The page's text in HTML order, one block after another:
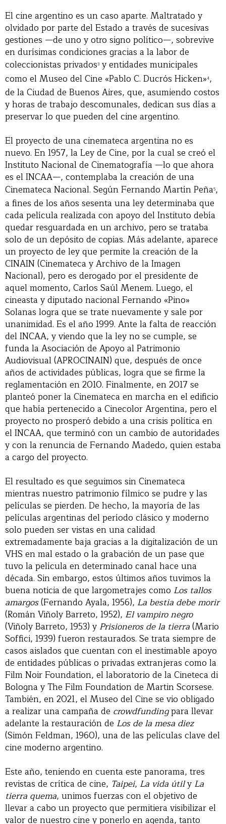
El cine argentino es un caso aparte. Maltratado y
olvidado por parte del Estado a través de sucesivas
gestiones —de uno y otro signo político—, sobrevive
en durísimas condiciones gracias a la labor de
coleccionistas privados3 y entidades municipales
como el Museo del Cine «Pablo C. Ducrós Hicken»4,
de la Ciudad de Buenos Aires, que, asumiendo costos
y horas de trabajo descomunales, dedican sus días a
preservar lo que pueden del cine argentino.
El proyecto de una cinemateca argentina no es
nuevo. En 1957, la Ley de Cine, por la cual se creó el
Instituto Nacional de Cinematografía —lo que ahora
es el INCAA—, contemplaba la creación de una
Cinemateca Nacional. Según Fernando Martín Peña5,
a fines de los años sesenta una ley determinaba que
cada película realizada con apoyo del Instituto debía
quedar resguardada en un archivo, pero se trataba
solo de un depósito de copias. Más adelante, aparece
un proyecto de ley que permite la creación de la
CINAIN (Cinemateca y Archivo de la Imagen
Nacional), pero es derogado por el presidente de
aquel momento, Carlos Saúl Menem. Luego, el
cineasta y diputado nacional Fernando «Pino»
Solanas logra que se trate nuevamente y sale por
unanimidad. Es el año 1999. Ante la falta de reacción
del INCAA, y viendo que la ley no se cumple, se
funda la Asociación de Apoyo al Patrimonio
Audiovisual (APROCINAIN) que, después de once
años de actividades públicas, logra que se firme la
reglamentación en 2010. Finalmente, en 2017 se
planteó poner la Cinemateca en marcha en el edificio
que había pertenecido a Cinecolor Argentina, pero el
proyecto no prosperó debido a una crisis política en
el INCAA, que terminó con un cambio de autoridades
y con la renuncia de Fernando Madedo, quien estaba
a cargo del proyecto.
El resultado es que seguimos sin Cinemateca
mientras nuestro patrimonio fílmico se pudre y las
películas se pierden. De hecho, la mayoría de las
películas argentinas del período clásico y moderno
solo pueden ser vistas en una calidad
extremadamente baja gracias a la digitalización de un
VHS en mal estado o la grabación de un pase que
tuvo la película en determinado canal hace una
década. Sin embargo, estos últimos años tuvimos la
buena noticia de que largometrajes como Los tallos
amargos(Fernando Ayala, 1956), La bestia debe morir
(Román Viñoly Barreto, 1952), El vampiro negro
(Viñoly Barreto, 1953) y Prisioneros de la tierra(Mario
Soffici, 1939) fueron restaurados. Se trata siempre de
casos aislados que cuentan con el inestimable apoyo
de entidades públicas o privadas extranjeras como la
Film Noir Foundation, el laboratorio de la Cineteca di
Bologna y The Film Foundation de Martin Scorsese.
También, en 2021, el Museo del Cine se vio obligado
a realizar una campaña de crowdfundingpara llevar
adelante la restauración de Los de la mesa diez
(Simón Feldman, 1960), una de las películas clave del
cine moderno argentino.
Este año, teniendo en cuenta este panorama, tres
revistas de crítica de cine, Taipei, La vida útily La
tierra quema, unimos fuerzas con el objetivo de
llevar a cabo un proyecto que permitiera visibilizar el
valor de nuestro cine y ponerlo en agenda, tanto